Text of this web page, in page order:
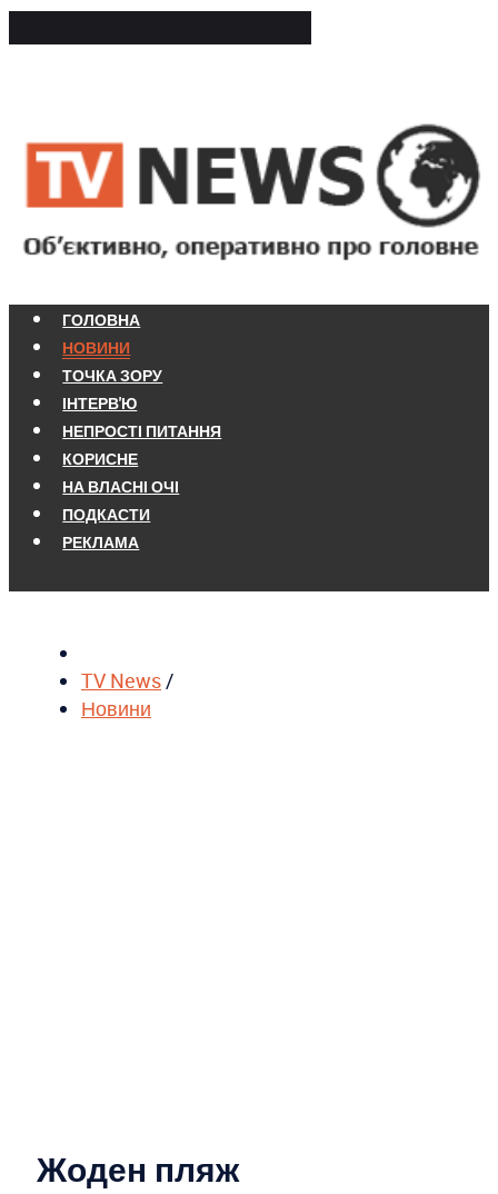
ГОЛОВНА
НОВИНИ
ТОЧКА ЗОРУ
ІНТЕРВ'Ю
НЕПРОСТІ ПИТАННЯ
КОРИСНЕ
НА ВЛАСНІ ОЧІ
ПОДКАСТИ
РЕКЛАМА
TV News/
Новини
Жоден пляж